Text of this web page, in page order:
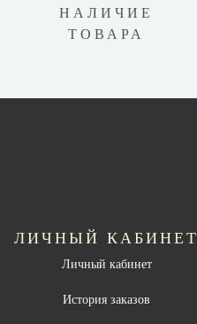
НАЛИЧИЕ
ТОВАРА
ЛИЧНЫЙ КАБИНЕТ
Личный кабинет
История заказов